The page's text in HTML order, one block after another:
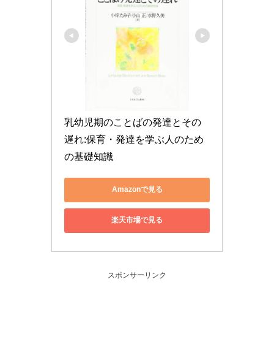
乳幼児期のことばの発達とその
遅れ:保育・発達を学ぶ人のため
の基礎知識
Amazonで見る
楽天市場で見る
スポンサーリンク